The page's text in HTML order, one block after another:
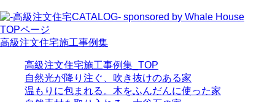
TOPページ
高級注文住宅施工事例集
高級注文住宅施工事例集_TOP
自然光が降り注ぐ、吹き抜けのある家
温もりに包まれる。木をふんだんに使った家